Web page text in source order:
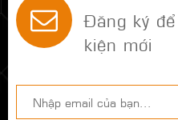
Đăng ký
kiện mới